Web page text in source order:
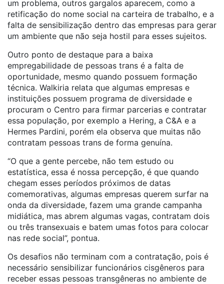
um problema, outros gargalos aparecem, como a
retificação do nome social na carteira de trabalho, e a
falta de sensibilização dentro das empresas para gerar
um ambiente que não seja hostil para esses sujeitos.
Outro ponto de destaque para a baixa
empregabilidade de pessoas trans é a falta de
oportunidade, mesmo quando possuem formação
técnica. Walkiria relata que algumas empresas e
instituições possuem programa de diversidade e
procuram o Centro para firmar parcerias e contratar
essa população, por exemplo a Hering, a C&A e a
Hermes Pardini, porém ela observa que muitas não
contratam pessoas trans de forma genuína.
“O que a gente percebe, não tem estudo ou
estatística, essa é nossa percepção, é que quando
chegam esses períodos próximos de datas
comemorativas, algumas empresas querem surfar na
onda da diversidade, fazem uma grande campanha
midiática, mas abrem algumas vagas, contratam dois
ou três transexuais e batem umas fotos para colocar
nas rede social”, pontua.
Os desafios não terminam com a contratação, pois é
necessário sensibilizar funcionários cisgêneros para
receber essas pessoas transgêneras no ambiente de